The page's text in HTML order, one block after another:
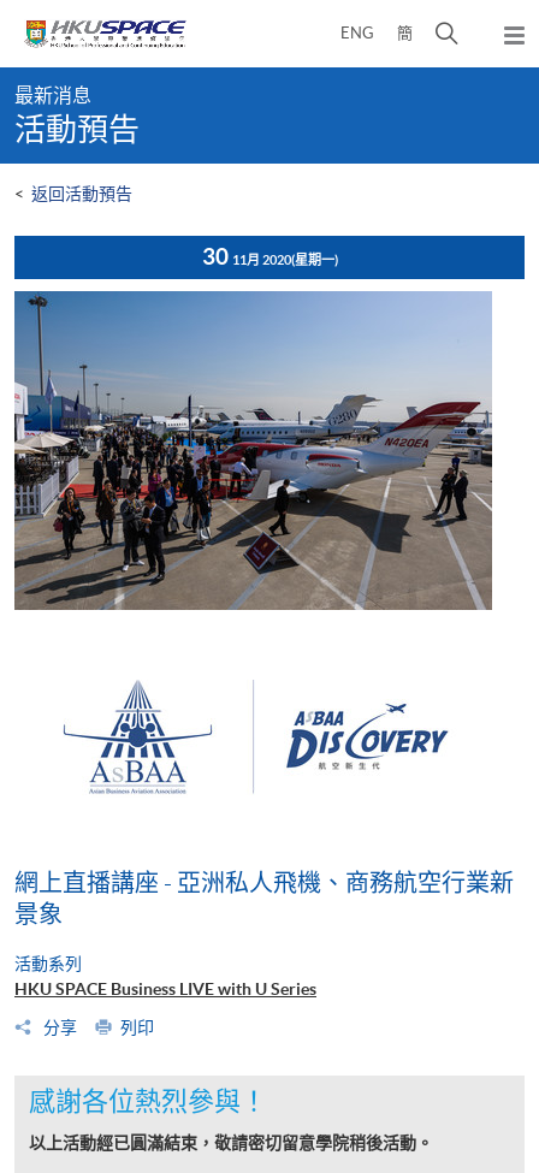
content
ENG 簡
開
彈
出
content
start
最新消息
活動預告
< 返回活動預告
30 11月 2020(星期一)
網上直播講座 - 亞洲私人飛機、商務航空行業新
景象
活動系列
HKU SPACE Business LIVE with U Series
分享
列印
感謝各位熱烈參與！
以上活動經已圓滿結束，敬請密切留意學院稍後活動。